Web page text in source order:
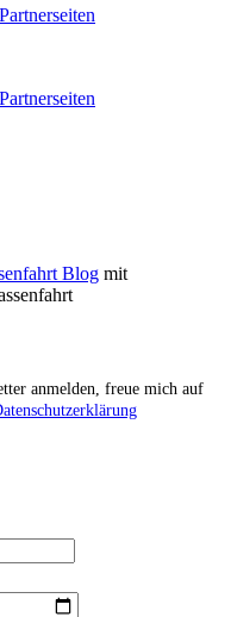
Blog mit
anmelden, freue mich auf